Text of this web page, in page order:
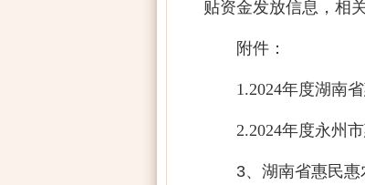
贴资金发放信息，相
附件：
1.2024年度湖南
2.2024年度永州
3、 湖南省惠民